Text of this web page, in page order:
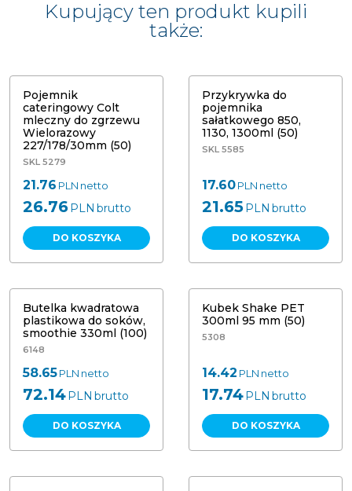
Kupujący ten produkt kupili
także:
Pojemnik
cateringowy Colt
mleczny do zgrzewu
Wielorazowy
227/178/30mm (50)
SKL 5279
21.76 PLN netto
26.76 PLN brutto
DO KOSZYKA
Przykrywka do
pojemnika
sałatkowego 850,
1130, 1300ml (50)
SKL 5585
17.60PLN netto
21.65 PLN brutto
DO KOSZYKA
Butelka kwadratowa
plastikowa do soków,
smoothie 330ml (100)
6148
58.65PLN netto
72.14 PLN brutto
DO KOSZYKA
Kubek Shake PET
300ml 95 mm (50)
5308
14.42 PLN netto
17.74 PLN brutto
DO KOSZYKA